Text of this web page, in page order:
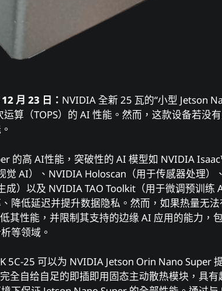
月 23 日： NVIDIA 全新 25 瓦的“小型 Jetson
算（TOPS）的 AI 性能。然而，这款设备若没
的高 AI性能，突破性的 AI 模型如 NVIDIA
觉 AI）、NVIDIA Holoscan（用于传感器处理
成）以及 NVIDIA TAO Toolkit（用于微调预训练
降低延迟并提升数据隐私。然而，如果热量无
其性能，并限制其支持的边缘 AI 应用的能力，
等领域。
5C-25 可以为 NVIDIA Jetson Orin Nano Super
全自给自足的即插即用固态主动散热模块，具